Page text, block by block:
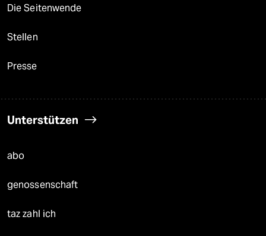
Die Seitenwende
Stellen
Presse
Unterstützen
abo
genossenschaft
taz zahl ich